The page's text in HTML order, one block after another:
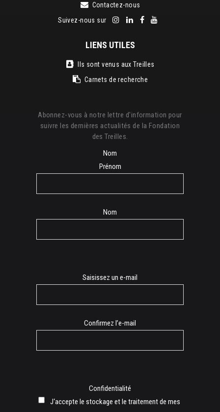
Contactez-nous
Suivez-nous sur
LIENS UTILES
Ils sont venus aux Treilles
Carnets de recherche
Abonnez-vous à notre lettre d'information pour
suivre les dernières actualités de la Fondation
des Treilles.
Nom
Prénom
Nom
Saisissez un e-mail
Confirmez l’e-mail
Confidentialité
J‘accepte le stockage et le traitement de mes